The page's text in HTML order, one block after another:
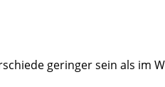
geringer sein als im